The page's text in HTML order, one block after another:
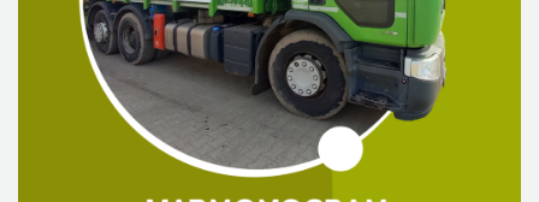
EDUKACJA
KONTAKT